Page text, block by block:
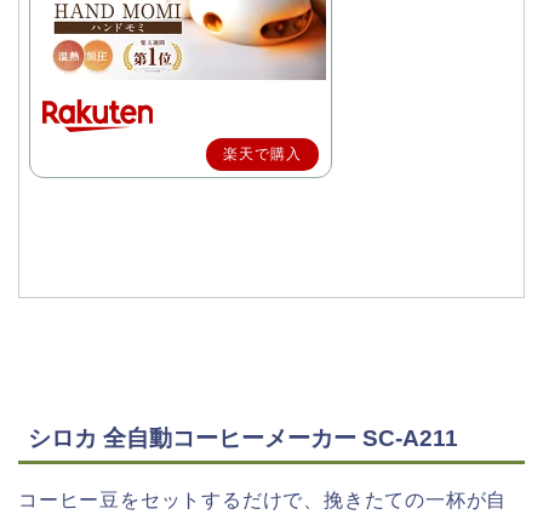
楽天で購入
シロカ 全自動コーヒーメーカー SC-A211
コーヒー豆をセットするだけで、挽きたての一杯が自